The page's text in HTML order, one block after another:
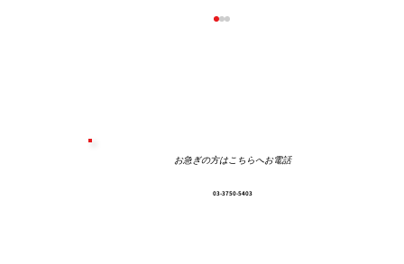
お急ぎの方はこちらへお電話
03-3750-5403